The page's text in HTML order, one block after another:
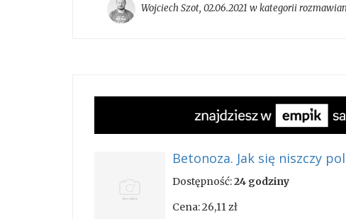
Wojciech Szot, 02.06.2021 w kategorii
Betonoza. Jak się niszczy
Dostępność:24 godziny
Cena:26,11 zł